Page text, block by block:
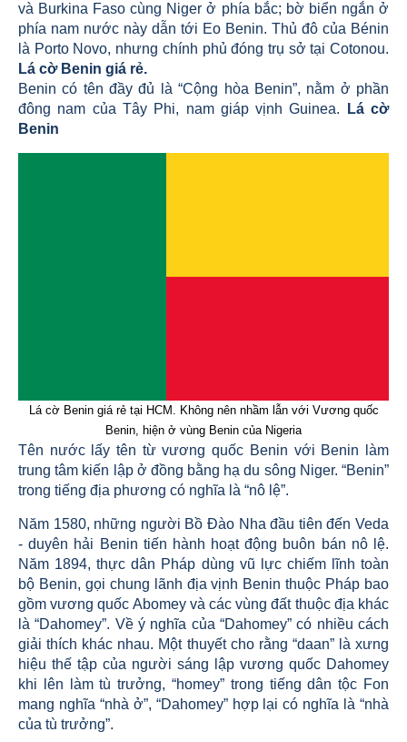
và Burkina Faso cùng Niger ở phía bắc; bờ biển ngắn ở
phía nam nước này dẫn tới Eo Benin. Thủ đô của Bénin
là Porto Novo, nhưng chính phủ đóng trụ sở tại Cotonou.
Lá cờ Benin giá rẻ.
Benin có tên đầy đủ là “Cộng hòa Benin”, nằm ở phần
đông nam của Tây Phi, nam giáp vịnh Guinea.
Lá cờ
Benin
Lá cờ Benin giá rẻ tại HCM. Không nên nhầm lẫn với Vương quốc
Benin, hiện ở vùng Benin của Nigeria
Tên nước lấy tên từ vương quốc Benin với Benin làm
trung tâm kiến lập ở đồng bằng hạ du sông Niger. “Benin”
trong tiếng địa phương có nghĩa là “nô lệ”.
Năm 1580, những người Bồ Đào Nha đầu tiên đến Veda
- duyên hải Benin tiến hành hoạt động buôn bán nô lệ.
Năm 1894, thực dân Pháp dùng vũ lực chiếm lĩnh toàn
bộ Benin, gọi chung lãnh địa vịnh Benin thuộc Pháp bao
gồm vương quốc Abomey và các vùng đất thuộc địa khác
là “Dahomey”. Về ý nghĩa của “Dahomey” có nhiều cách
giải thích khác nhau. Một thuyết cho rằng “daan” là xưng
hiệu thế tập của người sáng lập vương quốc Dahomey
khi lên làm tù trưởng, “homey” trong tiếng dân tộc Fon
mang nghĩa “nhà ở”, “Dahomey” hợp lại có nghĩa là “nhà
của tù trưởng”.